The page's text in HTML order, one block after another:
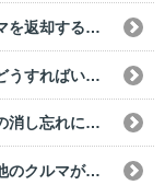
カリテコの借りたステーション以外にクルマを返却することはできますか？
オリックスカーシェアの利用開始と返却はどうすればいいですか？
オリックスの車両返却後、忘れ物やライトの消し忘れに気づきました。どうすればいいですか？
カリテコで返却する際に、ステーションに他のクルマが停まっていた。どうすればいいですか？